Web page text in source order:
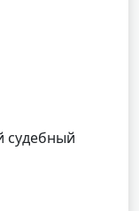
судебный